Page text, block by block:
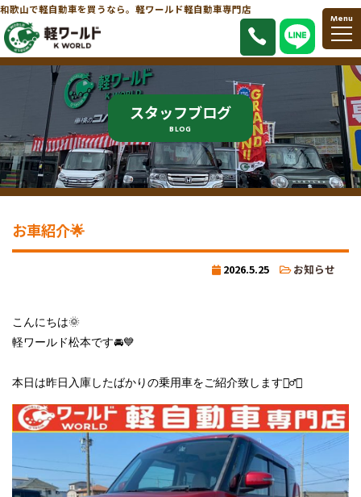
和歌山で軽自動車を買うなら。軽ワールド軽自動車専門店
Menu
スタッフブログ
BLOG
お車紹介🌟
2026.5.25 お知らせ
こんにちは🌞
軽ワールド松本です🚘💙
本日は昨日入庫したばかりの乗用車をご紹介致します💁‍♂️✨